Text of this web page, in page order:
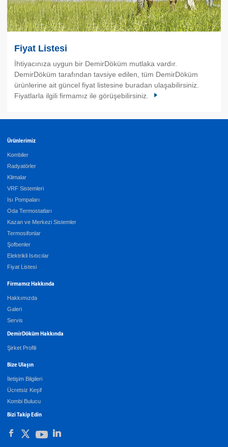
Fiyat Listesi
İhtiyacınıza uygun bir DemirDöküm mutlaka vardır.
DemirDöküm tarafından tavsiye edilen, tüm DemirDöküm
ürünlerine ait güncel fiyat listesine buradan ulaşabilirsiniz.
Fiyatlarla ilgili firmamız ile görüşebilirsiniz.
Ürünlerimiz
Kombiler
Radyatörler
Klimalar
VRF Sistemleri
Isı Pompaları
Oda Termostatları
Kazan ve Merkezi Sistemler
Termosifonlar
Şofbenler
Elektrikli Isıtıcılar
Fiyat Listesi
Firmamız Hakkında
Hakkımızda
Galeri
Servis
DemirDöküm Hakkında
Şirket Profili
Bize Ulaşın
İletişim Bilgileri
Ücretsiz Keşif
Kombi Bulucu
Bizi Takip Edin